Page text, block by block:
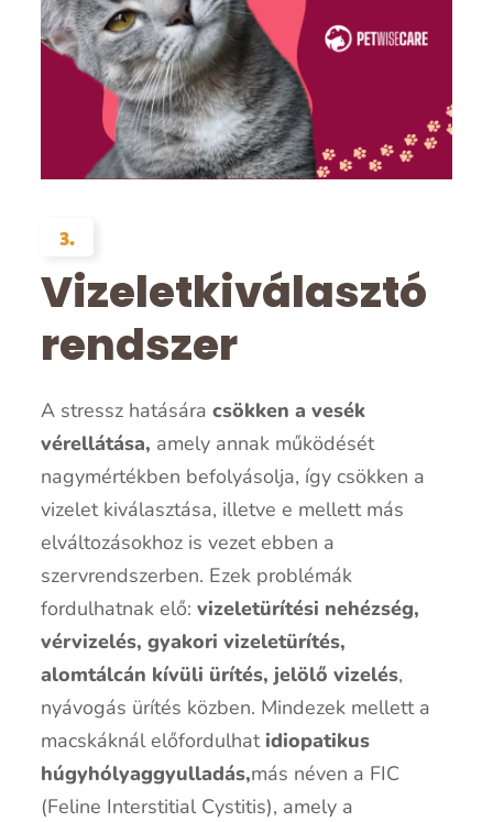
3.
Vizeletkiválasztó
rendszer
A stressz hatásáracsökken a vesék
vérellátása, amely annak működését
nagymértékben befolyásolja, így csökken a
vizelet kiválasztása, illetve e mellett más
elváltozásokhoz is vezet ebben a
szervrendszerben. Ezek problémák
fordulhatnak elő:vizeletürítési nehézség,
vérvizelés, gyakori vizeletürítés,
alomtálcán kívüli ürítés, jelölő vizelés,
nyávogás ürítés közben. Mindezek mellett a
macskáknál előfordulhat idiopatikus
húgyhólyaggyulladás,más néven a FIC
(Feline Interstitial Cystitis), amely a